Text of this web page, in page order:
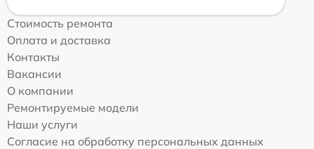
Стоимость ремонта
Оплата и доставка
Контакты
Вакансии
О компании
Ремонтируемые модели
Наши услуги
Согласие на обработку персональных данных